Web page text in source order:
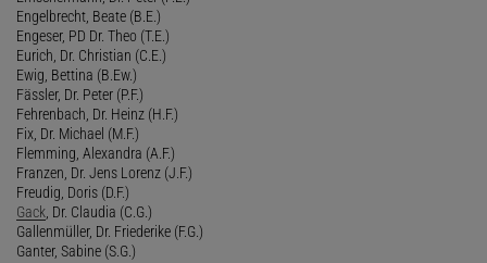
Engelbrecht, Beate (B.E.)
Engeser, PD Dr. Theo (T.E.)
Eurich, Dr. Christian (C.E.)
Ewig, Bettina (B.Ew.)
Fässler, Dr. Peter (P.F.)
Fehrenbach, Dr. Heinz (H.F.)
Fix, Dr. Michael (M.F.)
Flemming, Alexandra (A.F.)
Franzen, Dr. Jens Lorenz (J.F.)
Freudig, Doris (D.F.)
Gack , Dr. Claudia (C.G.)
Gallenmüller, Dr. Friederike (F.G.)
Ganter, Sabine (S.G.)